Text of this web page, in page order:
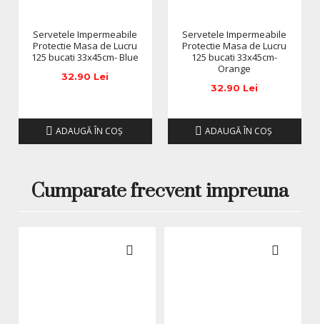
culorii pot varia in functie de monitor. Imaginile produselor
prezentate pe site sunt cu titlu de prezentare si pot diferi
in orice mod (culoare, aspect etc.) de imaginile produselor
livrate, acestea putand prezenta abateri minore de la
pozele si descrierile prezentate pe site, acestea se pot
anuntarea prealabila a utilizatorilor.
Servetele Impermeabile
Protectie Masa de Lucru
125 bucati 33x45cm- Blue
32.90 Lei
ADAUGĂ ÎN COŞ
Servetele Impermeabile
Protectie Masa de Lucru
125 bucati 33x45cm-
Orange
32.90 Lei
ADAUGĂ ÎN COŞ
Cumparate frecvent impreuna